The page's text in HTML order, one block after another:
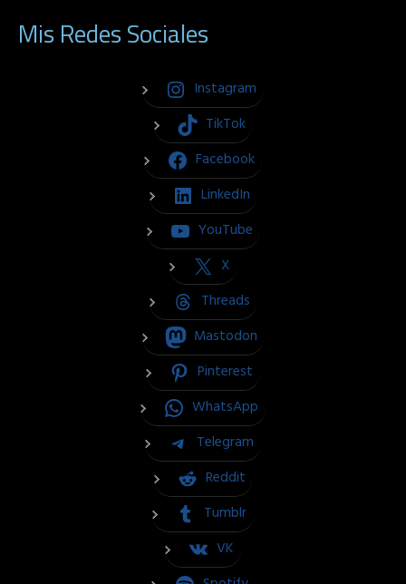
Mis Redes Sociales
Instagram
TikTok
Facebook
LinkedIn
YouTube
X
Threads
Mastodon
Pinterest
WhatsApp
Telegram
Reddit
Tumblr
VK